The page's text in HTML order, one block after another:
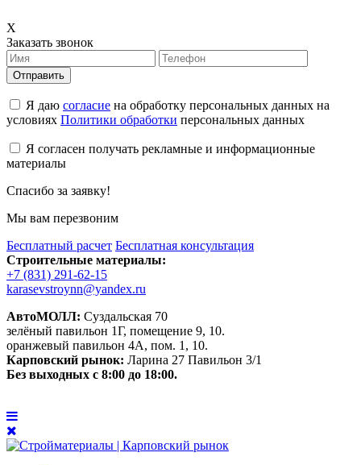
X
Заказать звонок
Отправить
Я даю согласие на обработку персональных данных на
условиях Политики обработки персональных данных
Я согласен получать рекламные и информационные
материалы
Спасибо за заявку!
Мы вам перезвоним
Бесплатный расчет Бесплатная консультация
Строительные материалы:
+7 (831) 291-62-15
karasevstroynn@yandex.ru
АвтоМОЛЛ: Суздальская 70
зелёный павильон 1Г, помещение 9, 10.
оранжевый павильон 4А, пом. 1, 10.
Карповский рынок: Ларина 27 Павильон 3/1
Без выходных с 8:00 до 18:00.